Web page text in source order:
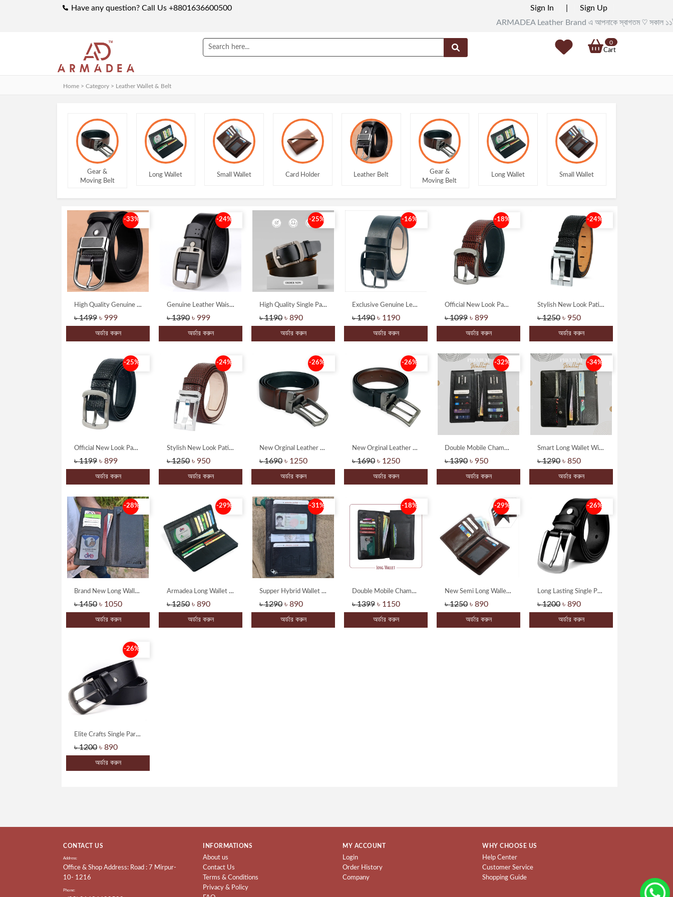
Sign In Sign Up
Have any question? Call Us +8801636600500
ARMADEA Leather Brand এ আপনাকে স্বাগতম ♡ সকাল ১১টা থেকে
Cart
0
Home > Category > Leather Wallet & Belt
Long Wallet Small Wallet Card Holder Leather Belt
Gear &
Long Wallet Small Wallet Card Holder
-33%
High Quality Genuine Leather Belt With Lethar Buckle
৳ 1499 ৳ 999
অর্ডার করুন
-24%
Genuine Leather Waist Strap High Quality Belt
৳ 1390 ৳ 999
অর্ডার করুন
-25%
High Quality Single Part Buffalo Leather Official Belt
৳ 1190 ৳ 890
অর্ডার করুন
-16%
Exclusive Genuine Leather Official Belt
৳ 1490 ৳ 1190
অর্ডার করুন
-18%
Official New Look Pati Belt
৳ 1099 ৳ 899
অর্ডার করুন
-24%
Stylish New Look Pati Belt
৳ 1250 ৳ 950
অর্ডার করুন
-25%
Official New Look Pati Belt
৳ 1199 ৳ 899
অর্ডার করুন
-24%
Stylish New Look Pati Belt
৳ 1250 ৳ 950
অর্ডার করুন
-26%
New Orginal Leather 2 Side Moving Belt For Man
৳ 1690 ৳ 1250
অর্ডার করুন
-26%
New Orginal Leather 2 Side Moving Belt For Man
৳ 1690 ৳ 1250
অর্ডার করুন
-32%
Double Mobile Chamber Long Wallet With Leaser Cut Design
৳ 1390 ৳ 950
অর্ডার করুন
-34%
Smart Long Wallet With Coin Pocket
৳ 1290 ৳ 850
অর্ডার করুন
-28%
Brand New Long Wallet With Maroon Color Stripe
৳ 1450 ৳ 1050
অর্ডার করুন
-29%
Armadea Long Wallet with zipper Pocket
৳ 1250 ৳ 890
অর্ডার করুন
-31%
Supper Hybrid Wallet Specially for Biker
৳ 1290 ৳ 890
অর্ডার করুন
-18%
Double Mobile Chamber Long Wallet with Zipper Pocket
৳ 1399 ৳ 1150
অর্ডার করুন
-29%
New Semi Long Wallet - ARM-159
৳ 1250 ৳ 890
অর্ডার করুন
-26%
Long Lasting Single Part Buffalo Leather Formal & Casual Belt
৳ 1200 ৳ 890
অর্ডার করুন
-26%
Elite Crafts Single Part Buffalo Leather Formal & Casual Belt
৳ 1200 ৳ 890
অর্ডার করুন
CONTACT US
Address:
Office & Shop Address: Road : 7 Mirpur-
10- 1216
Phone:
INFORMATIONS
About us
Contact Us
Terms & Conditions
Privacy & Policy
MY ACCOUNT
Login
Order History
Company
WHY CHOOSE US
Help Center
Customer Service
Shopping Guide